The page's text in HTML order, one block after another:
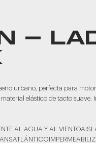
-
urbano, perfecta para
elástico de tacto suave.
AL AGUA Y AL